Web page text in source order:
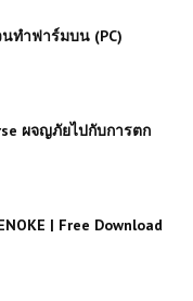
ทำฟาร์มบน (PC)
ผจญภัยไปกับการตก
| Free Download